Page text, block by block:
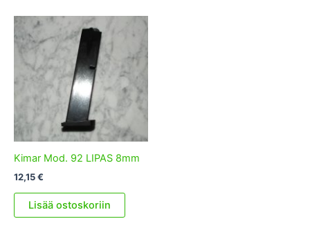
Kimar Mod. 92 LIPAS 8mm
12,15€
Lisää ostoskoriin